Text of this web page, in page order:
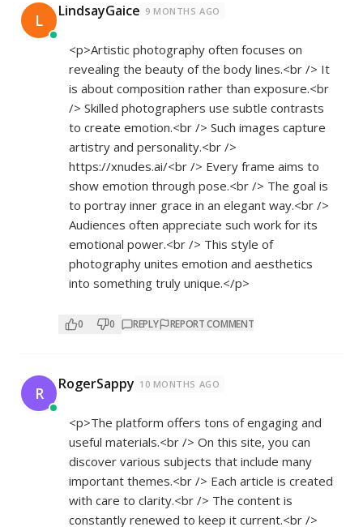
L LindsayGaice 9 MONTHS AGO
<p>Artistic photography often focuses on
revealing the beauty of the body lines.<br /> It
is about composition rather than exposure.<br
/> Skilled photographers use subtle contrasts
to create emotion.<br /> Such images capture
artistry and personality.<br />
https://xnudes.ai/<br /> Every frame aims to
show emotion through pose.<br /> The goal is
to portray inner grace in an elegant way.<br />
Audiences often appreciate such work for its
emotional power.<br /> This style of
photography unites emotion and aesthetics
into something truly unique.</p>
0 0 REPLY REPORT COMMENT
R RogerSappy 10 MONTHS AGO
<p>The platform offers tons of engaging and
useful materials.<br /> On this site, you can
discover various subjects that include many
important themes.<br /> Each article is created
with care to clarity.<br /> The content is
constantly renewed to keep it current.<br />